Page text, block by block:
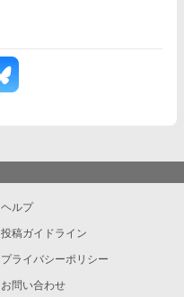
ヘルプ
投稿ガイドライン
プライバシーポリシー
お問い合わせ